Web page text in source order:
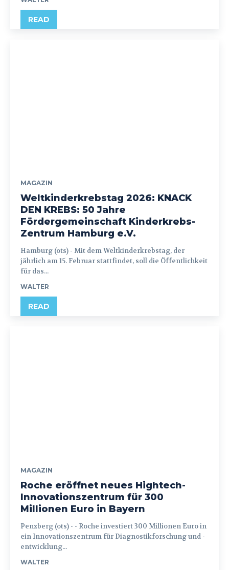
READ
MAGAZIN
Weltkinderkrebstag 2026: KNACK
DEN KREBS: 50 Jahre
Fördergemeinschaft Kinderkrebs-
Zentrum Hamburg e.V.
Hamburg (ots) - Mit dem Weltkinderkrebstag, der
jährlich am 15. Februar stattfindet, soll die Öffentlichkeit
für das...
WALTER
READ
MAGAZIN
Roche eröffnet neues Hightech-
Innovationszentrum für 300
Millionen Euro in Bayern
Penzberg (ots) - - Roche investiert 300 Millionen Euro in
ein Innovationszentrum für Diagnostikforschung und -
entwicklung...
WALTER